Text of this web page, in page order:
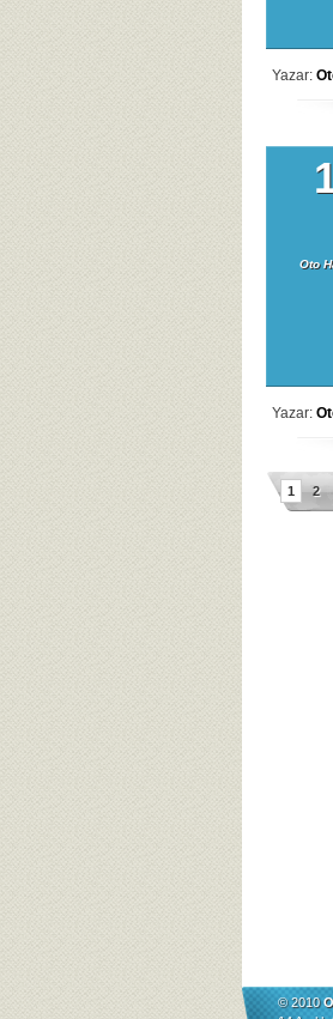
Yazar:
Oto
Yazar:
1 2
© 2010